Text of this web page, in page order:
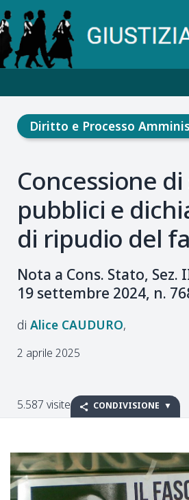
Diritto e Processo
Concessione di
pubblici e
di ripudio del
Nota a Cons. Stato, Sez.
19 settembre 2024, n.
Alice CAUDURO
2 aprile 2025
5.587 visite CONDIVISIONE